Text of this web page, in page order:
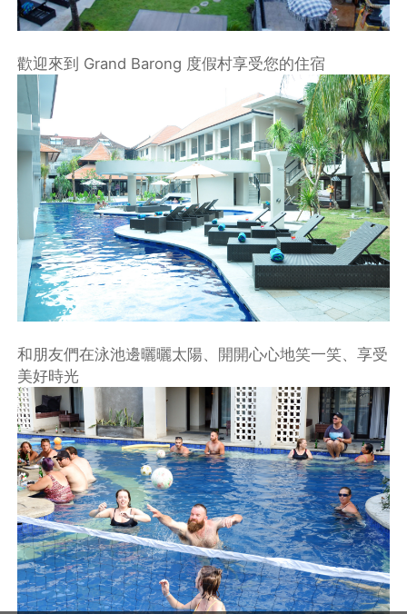
歡迎來到 Grand Barong 度假村享受您的住宿
和朋友們在泳池邊曬曬太陽、開開心心地笑一笑、享受
美好時光